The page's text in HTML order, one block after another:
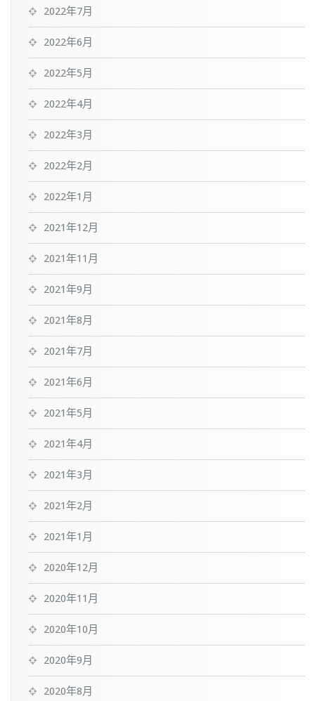
2022年7月
2022年6月
2022年5月
2022年4月
2022年3月
2022年2月
2022年1月
2021年12月
2021年11月
2021年9月
2021年8月
2021年7月
2021年6月
2021年5月
2021年4月
2021年3月
2021年2月
2021年1月
2020年12月
2020年11月
2020年10月
2020年9月
2020年8月